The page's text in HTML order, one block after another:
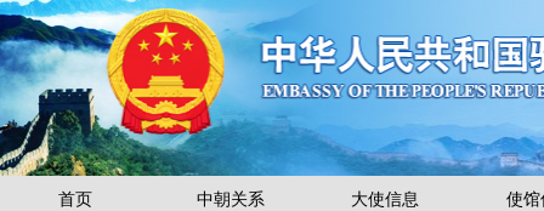
首页 中朝关系 大使信息 使馆